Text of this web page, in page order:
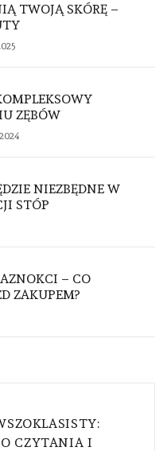
TWOJĄ SKÓRĘ –
ZĘBÓW
NIEZBĘDNE W
STÓP
– CO
ZAKUPEM?
CZYTANIA I